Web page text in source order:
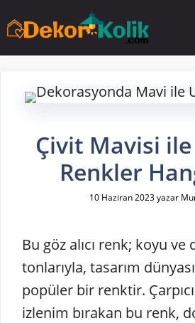
atla
Çivit Mavisi
Renkler
10 Haziran 2023 yazar
Bu göz alıcı renk; koyu ve
tonlarıyla, tasarım
popüler bir renktir.
izlenim bırakan bu renk,